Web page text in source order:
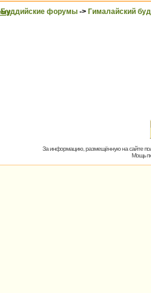
Буддийские форумы -> Гималайский
За информацию, размещённую на сайте
Мощь